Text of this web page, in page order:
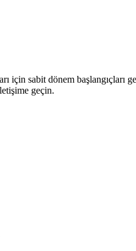
için sabit dönem
geçin.